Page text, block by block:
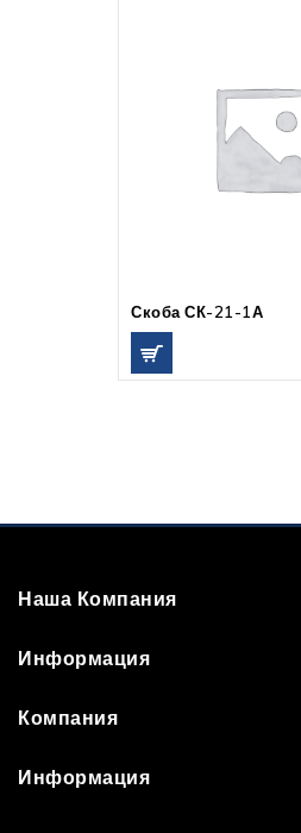
Скоба СК-21-1А
Наша Компания
Информация
Компания
Информация